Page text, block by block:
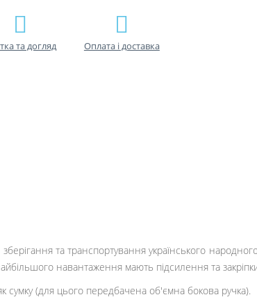
та догляд Оплата і доставка
та транспортування українського
навантаження мають підсилення та
сумку (для цього передбачена об'ємна бокова ручка).